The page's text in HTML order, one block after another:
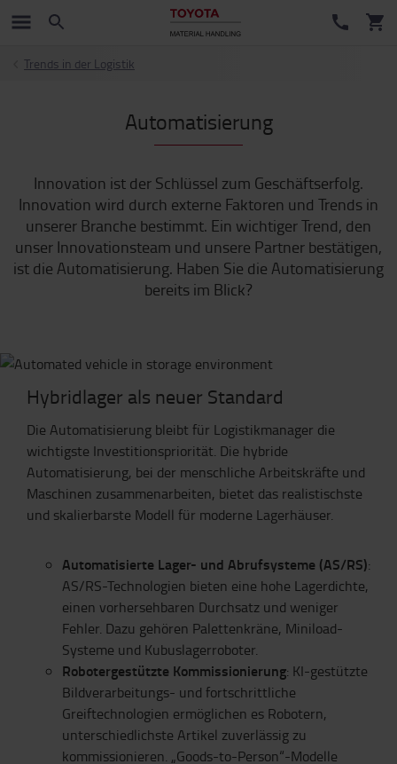
Trends in der Logistik
Automatisierung
Innovation ist der Schlüssel zum Geschäftserfolg.
Innovation wird durch externe Faktoren und Trends in
unserer Branche bestimmt. Ein wichtiger Trend, den
unser Innovationsteam und unsere Partner bestätigen,
ist die Automatisierung. Haben Sie die Automatisierung
bereits im Blick?
Hybridlager als neuer Standard
Die Automatisierung bleibt für Logistikmanager die
wichtigste Investitionspriorität. Die hybride
Automatisierung, bei der menschliche Arbeitskräfte und
Maschinen zusammenarbeiten, bietet das realistischste
und skalierbarste Modell für moderne Lagerhäuser.
Automatisierte Lager- und Abrufsysteme (AS/RS):
AS/RS-Technologien bieten eine hohe Lagerdichte,
einen vorhersehbaren Durchsatz und weniger
Fehler. Dazu gehören Palettenkräne, Miniload-
Systeme und Kubuslagerroboter.
Robotergestützte Kommissionierung: KI-gestützte
Bildverarbeitungs- und fortschrittliche
Greiftechnologien ermöglichen es Robotern,
unterschiedlichste Artikel zuverlässig zu
kommissionieren. „Goods-to-Person“-Modelle